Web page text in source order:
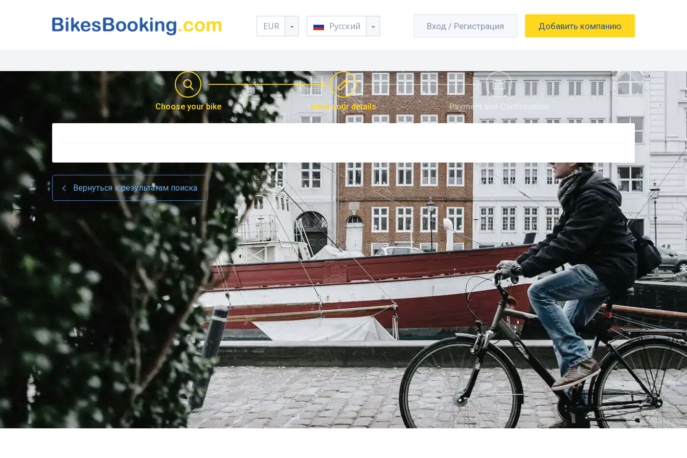
EUR Русский Вход / Регистрация Добавить компанию
Choose your bike Enter your details Payment and Confirmation
Вернуться к результатам поиска
© 2015-2026,BikesBooking.com LLC, Все права защищены
Made in Ireland
Sitemap